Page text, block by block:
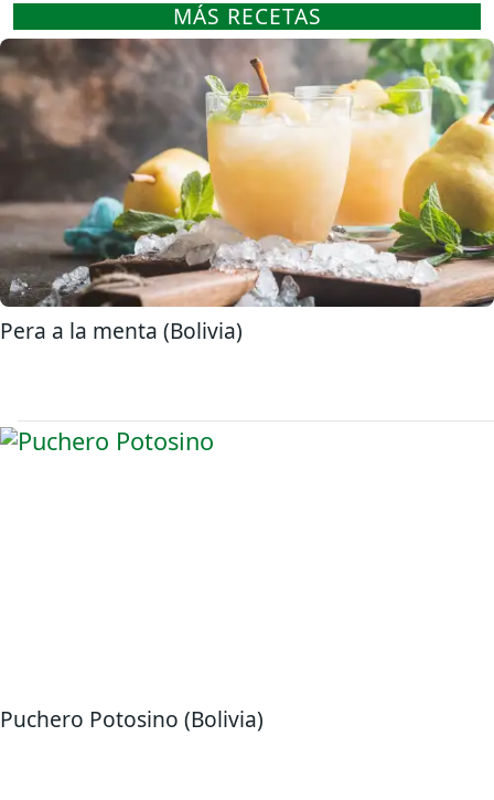
MÁS RECETAS
Pera a la menta (Bolivia)
Puchero Potosino (Bolivia)